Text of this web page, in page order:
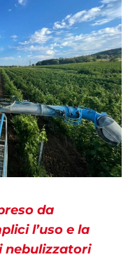
da
l’uso e la
nebulizzatori